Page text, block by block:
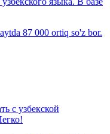
87 000 ortiq so'z bor.
с узбекской